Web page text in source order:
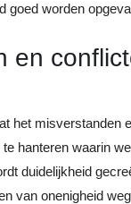
goed worden
en
het misverstanden
hanteren waarin
duidelijkheid
van onenigheid